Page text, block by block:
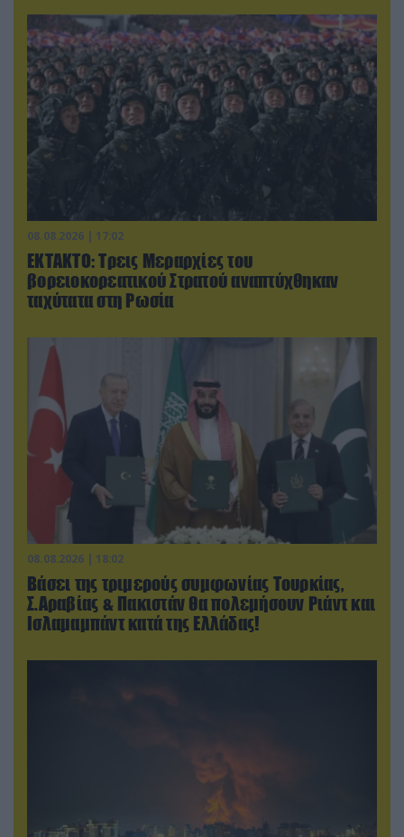
08.08.2026 | 17:02
ΕΚΤΑΚΤΟ: Τρεις Μεραρχίες του
βορειοκορεατικού Στρατού αναπτύχθηκαν
ταχύτατα στη Ρωσία
08.08.2026 | 18:02
Βάσει της τριμερούς συμφωνίας Τουρκίας,
Σ.Αραβίας & Πακιστάν θα πολεμήσουν Ριάντ και
Ισλαμαμπάντ κατά της Ελλάδας!